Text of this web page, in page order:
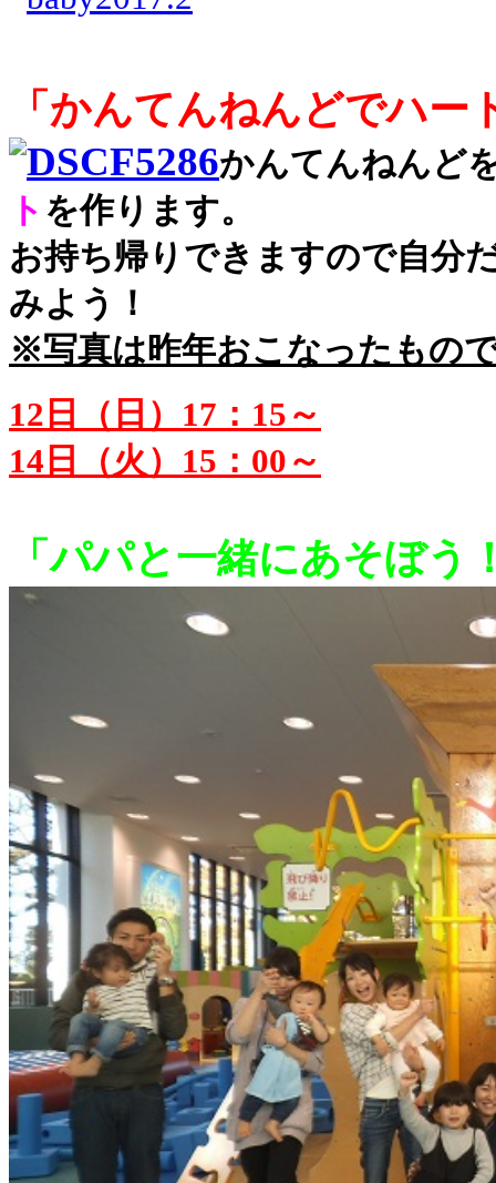
「かんてんねんどでハー
かんてんねんど
ト を作ります。
お持ち帰りできますので自分
みよう！
※写真は昨年おこなったもの
12日（日）17：15～
14日（火）15：00～
「パパと一緒にあそぼう